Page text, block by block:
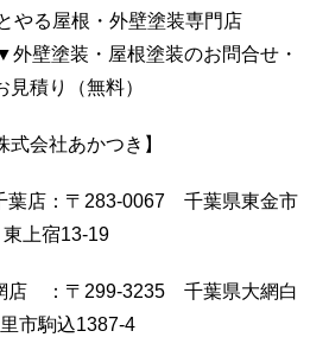
る屋根・外壁塗装専門店
装・屋根塗装のお問合せ・
見積り（無料）
式会社あかつき】
葉店：〒283-0067 千葉県東金市
東上宿13-19
店 ：〒299-3235 千葉県大網白
里市駒込1387-4